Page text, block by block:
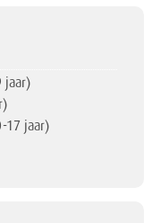
jaar)
17 jaar)